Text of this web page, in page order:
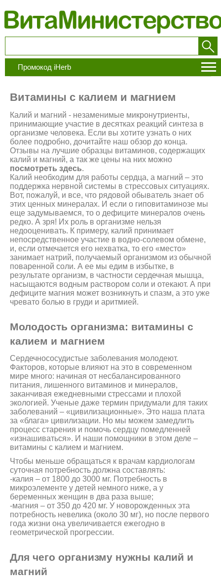
Промокод iHerb
Витамины с калием и магнием
Калий и магний - незаменимые микронутриенты,
принимающие участие в десятках реакций синтеза в
организме человека. Если вы хотите узнать о них
более подробно, дочитайте наш обзор до конца.
Отзывы на лучшие образцы витаминов, содержащих
калий и магний, а так же цены на них можно
посмотреть здесь.
Калий необходим для работы сердца, а магний – это
поддержка нервной системы в стрессовых ситуациях.
Вот, пожалуй, и все, что рядовой обыватель знает об
этих ценных минералах. И если о гиповитаминозе мы
еще задумываемся, то о дефиците минералов очень
редко. А зря! Их роль в организме нельзя
недооценивать. К примеру, калий принимает
непосредственное участие в водно-солевом обмене,
и, если отмечается его нехватка, то его «место»
занимает натрий, получаемый организмом из обычной
поваренной соли. А ее мы едим в избытке, в
результате организм, в частности сердечная мышца,
насыщаются водным раствором соли и отекают. А при
дефиците магния может возникнуть и спазм, а это уже
чревато болью в груди и аритмией.
Молодость организма: витамины с
калием и магнием
Сердечнососудистые заболевания молодеют.
Факторов, которые влияют на это в современном
мире много: начиная от несбалансированного
питания, лишенного витаминов и минералов,
заканчивая ежедневными стрессами и плохой
экологией. Ученые даже термин придумали для таких
заболеваний – «цивилизационные». Это наша плата
за «блага» цивилизации. Но мы можем замедлить
процесс старения и помочь сердцу помедленней
«изнашиваться». И наши помощники в этом деле –
витамины с калием и магнием.
Чтобы меньше обращаться к врачам кардиологам
суточная потребность должна составлять:
-калия – от 1800 до 3000 мг. Потребность в
микроэлементе у детей немного ниже, а у
беременных женщин в два раза выше;
-магния – от 350 до 420 мг. У новорожденных эта
потребность невелика (около 30 мг), но после первого
года жизни она увеличивается ежегодно в
геометрической прогрессии.
Для чего организму нужны калий и
магний